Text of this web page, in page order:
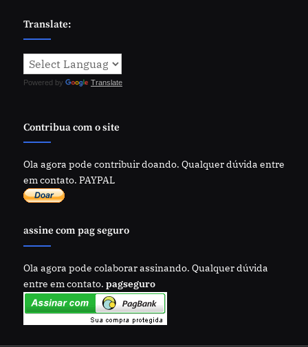
Translate:
Powered by Translate
Contribua com o site
Ola agora pode contribuir doando. Qualquer dúvida entre
em contato. PAYPAL
assine com pag seguro
Ola agora pode colaborar assinando. Qualquer dúvida
entre em contato. pagseguro